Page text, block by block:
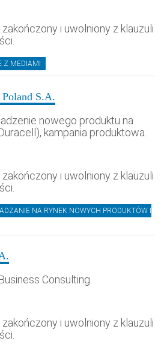
i uwolniony z klauzuli
Z MEDIAMI
S.A.
nowego produktu na
kampania produktowa.
i uwolniony z klauzuli
NA RYNEK NOWYCH PRODUKTÓW I
Consulting.
i uwolniony z klauzuli